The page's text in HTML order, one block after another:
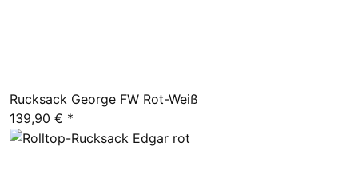
Rucksack George FW Rot-Weiß
139,90 € *